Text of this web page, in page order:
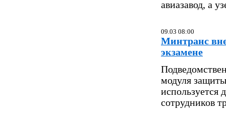
авиазавод, а
09.03 08:00
Минтранс
экзамене
модуля
используется
сотрудников